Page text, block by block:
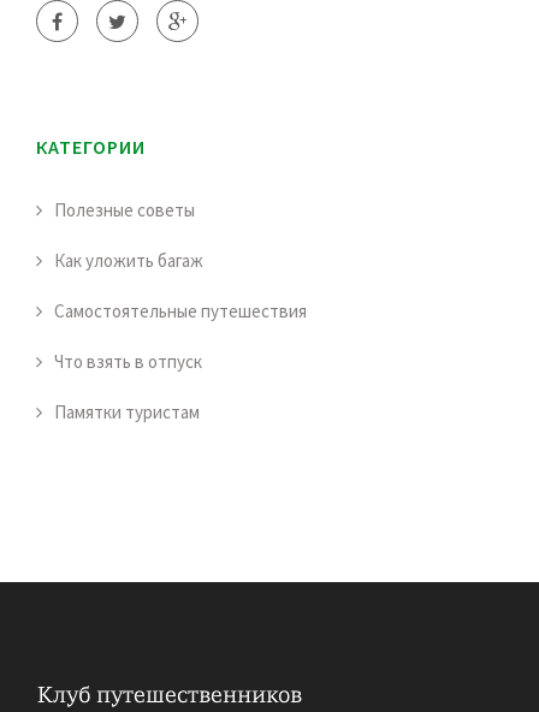
КАТЕГОРИИ
Полезные советы
Как уложить багаж
Самостоятельные путешествия
Что взять в отпуск
Памятки туристам